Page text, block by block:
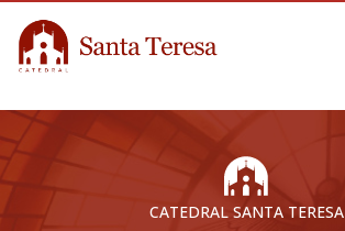
CATEDRAL SANTA TERESA